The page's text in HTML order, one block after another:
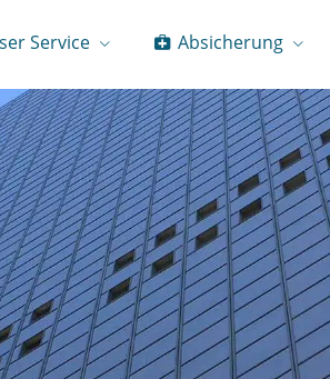
Service Absicherung